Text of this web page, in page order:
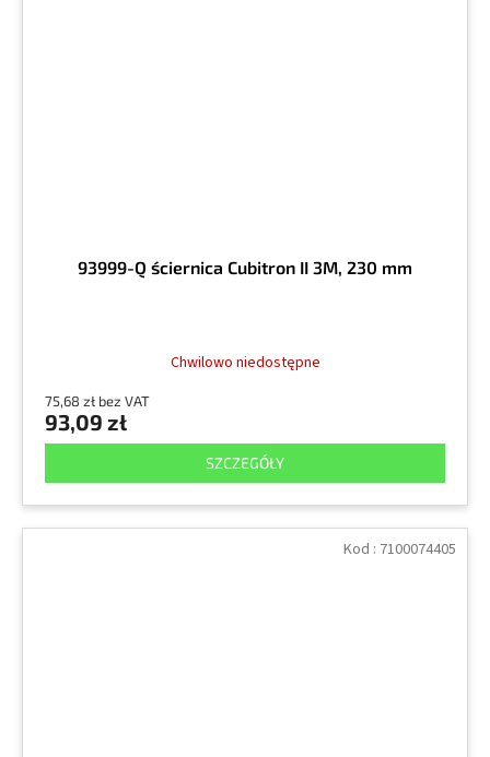
93999-Q ściernica Cubitron II 3M, 230 mm
Chwilowo niedostępne
75,68 zł bez VAT
93,09 zł
SZCZEGÓŁY
Kod : 7100074405